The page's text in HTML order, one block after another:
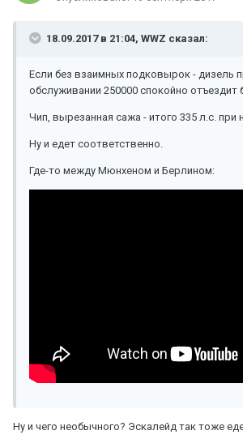
18.09.2017 в 21:04, WWZ сказал:
Если без взаимных подковырок - дизель
обслуживании 250000 спокойно отъездит
Чип, вырезанная сажа - итого 335 л.с. при
Ну и едет соответственно.
Где-то между Мюнхеном и Берлином:
Ну и чего необычного? Эскалейд так тоже